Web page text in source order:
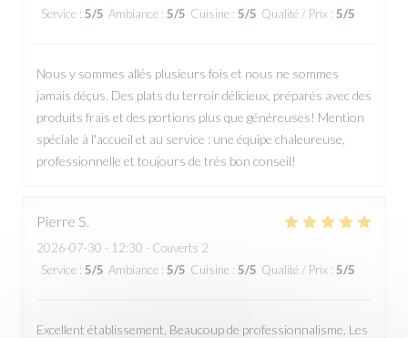
Service : 5/5 Ambiance : 5/5 Cuisine : 5/5 Qualité / Prix : 5/5
Nous y sommes allés plusieurs fois et nous ne sommes
jamais déçus. Des plats du terroir délicieux, préparés avec des
produits frais et des portions plus que généreuses! Mention
spéciale à l'accueil et au service : une équipe chaleureuse,
professionnelle et toujours de très bon conseil!
Pierre S
2026-07-30 - 12:30 - Couverts 2
Service : 5/5 Ambiance : 5/5 Cuisine : 5/5 Qualité / Prix : 5/5
Excellent établissement. Beaucoup de professionnalisme. Les